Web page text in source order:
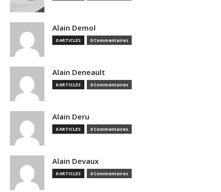
Alain Demol
0 ARTICLES 0 Commentaires
Alain Deneault
0 ARTICLES 0 Commentaires
Alain Deru
0 ARTICLES 0 Commentaires
Alain Devaux
0 ARTICLES 0 Commentaires